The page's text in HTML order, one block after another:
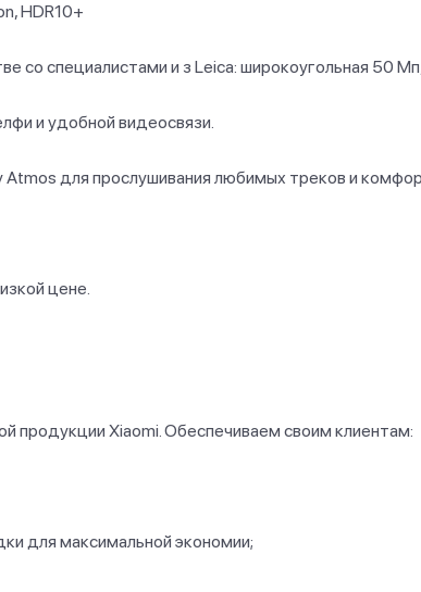
HDR10+
со специалистами и з Leica: широкоугольная 50
и удобной видеосвязи.
для прослушивания любимых треков и
цене.
продукции Xiaomi. Обеспечиваем своим клиентам:
для максимальной экономии;